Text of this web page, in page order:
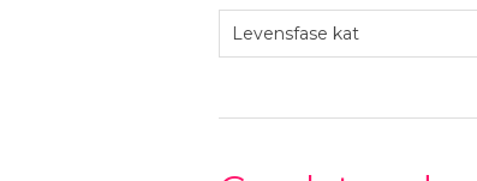
Levensfase kat